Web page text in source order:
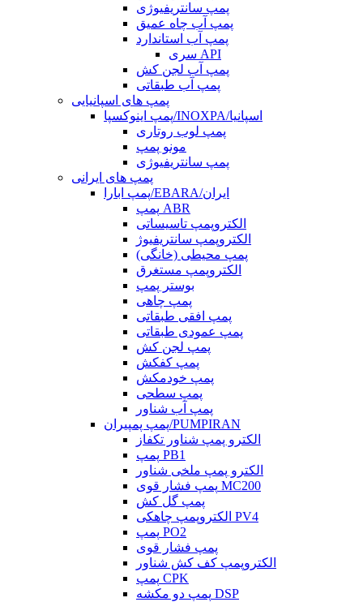
پمپ سانتریفیوژی
پمپ آب چاه عمیق
پمپ آب استاندارد
سری API
پمپ آب لجن کش
پمپ آب طبقاتی
پمپ های اسپانیایی
پمپ اینوکسپا/INOXPA/اسپانیا
پمپ لوب روتاری
مونو پمپ
پمپ سانتریفیوژی
پمپ های ایرانی
پمپ ابارا/EBARA/ایران
پمپ ABR
الکتروپمپ تاسیساتی
الکتروپمپ سانتریفیوژ
پمپ محیطی (خانگی)
الکتروپمپ مستغرق
بوستر پمپ
پمپ چاهی
پمپ افقی طبقاتی
پمپ عمودی طبقاتی
پمپ لجن کش
پمپ کفکش
پمپ خودمکش
پمپ سطحی
پمپ آب شناور
پمپ پمپیران/PUMPIRAN
الکترو پمپ شناور تکفاز
پمپ PB1
الکترو پمپ ملخی شناور
پمپ فشار قوی MC200
پمپ گل کش
الکتروپمپ چاهکی PV4
پمپ PO2
پمپ فشار قوی
الکتروپمپ کف کش شناور
پمپ CPK
پمپ دو مکشه DSP